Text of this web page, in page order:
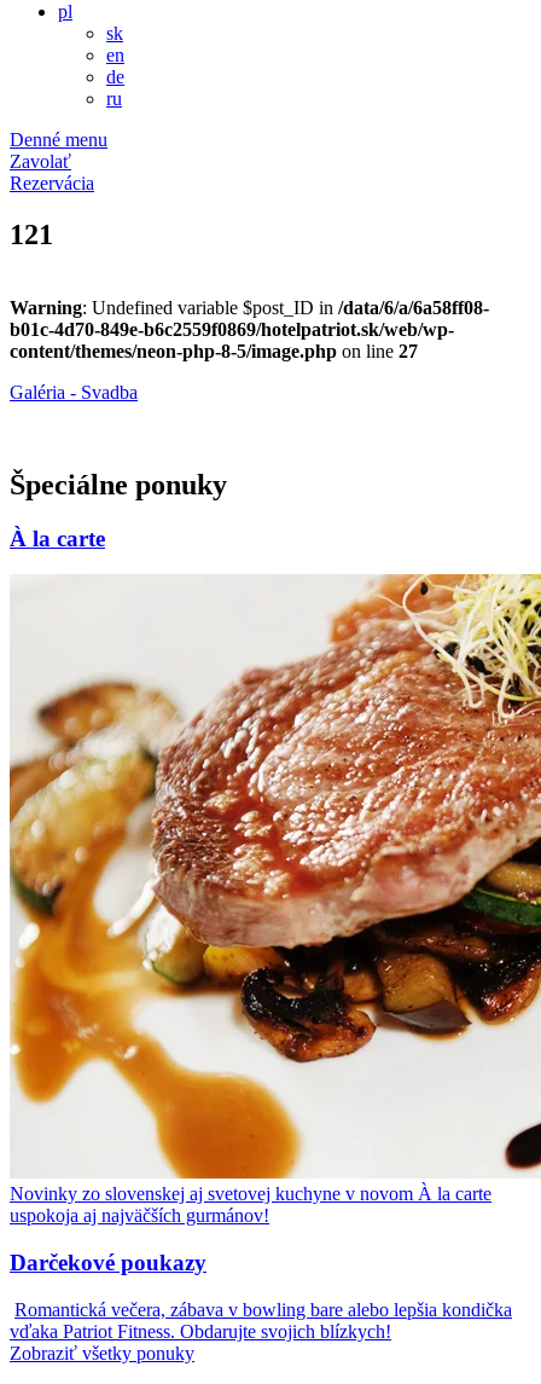
pl
sk
en
de
ru
Denné menu
Zavolať
Rezervácia
121
Warning: Undefined variable $post_ID in /data/6/a/6a58ff08-
b01c-4d70-849e-b6c2559f0869/hotelpatriot.sk/web/wp-
content/themes/neon-php-8-5/image.php on line 27
Galéria - Svadba
Špeciálne ponuky
À la carte
Novinky zo slovenskej aj svetovej kuchyne v novom À la carte
uspokoja aj najväčších gurmánov!
Darčekové poukazy
Romantická večera, zábava v bowling bare alebo lepšia kondička
vďaka Patriot Fitness. Obdarujte svojich blízkych!
Zobraziť všetky ponuky